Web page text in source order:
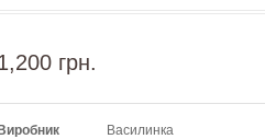
грн.
Виробник
Василинка